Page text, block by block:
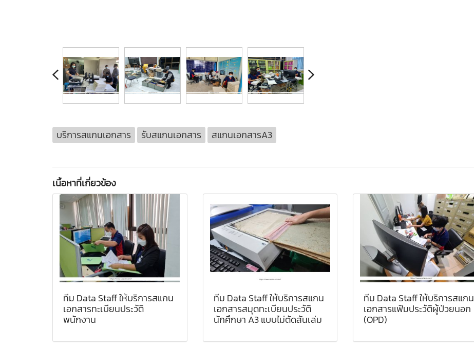
บริการสแกนเอกสาร รับสแกนเอกสาร สแกนเอกสารA3
เนื้อหาที่เกี่ยวข้อง
ทีม Data Staff ให้บริการสแกน
เอกสารทะเบียนประวัติ
พนักงาน
ทีม Data Staff ให้บริการสแกน
เอกสารสมุดทะเบียนประวัติ
นักศึกษา A3 แบบไม่ตัดสันเล่ม
ทีม Data Staff ให้บริการสแกน
เอกสารแฟ้มประวัติผู้ป่วยนอก
(OPD)